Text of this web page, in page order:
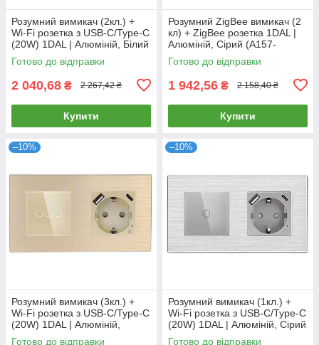
Розумний вимикач (2кл.) +
Wi-Fi розетка з USB-C/Type-C
(20W) 1DAL | Алюміній, Білий
(A157-GSW2G.WF-
STUTC.WF.WT)
Готово до відправки
2 040,68 ₴ 2 267,42 ₴
Купити
Розумний ZigBee вимикач (2
кл) + ZigBee розетка 1DAL |
Алюміній, Сірий (A157-
GSW2G.ZB-ST.ZB.GR)
Готово до відправки
1 942,56 ₴ 2 158,40 ₴
Купити
–10%
Розумний вимикач (3кл.) +
Wi-Fi розетка з USB-C/Type-C
(20W) 1DAL | Алюміній,
Золото (A157-GSW3G.WF-
Готово до відправки
–10%
Розумний вимикач (1кл.) +
Wi-Fi розетка з USB-C/Type-C
(20W) 1DAL | Алюміній, Сірий
(A157-GSW1G.WF-
Готово до відправки